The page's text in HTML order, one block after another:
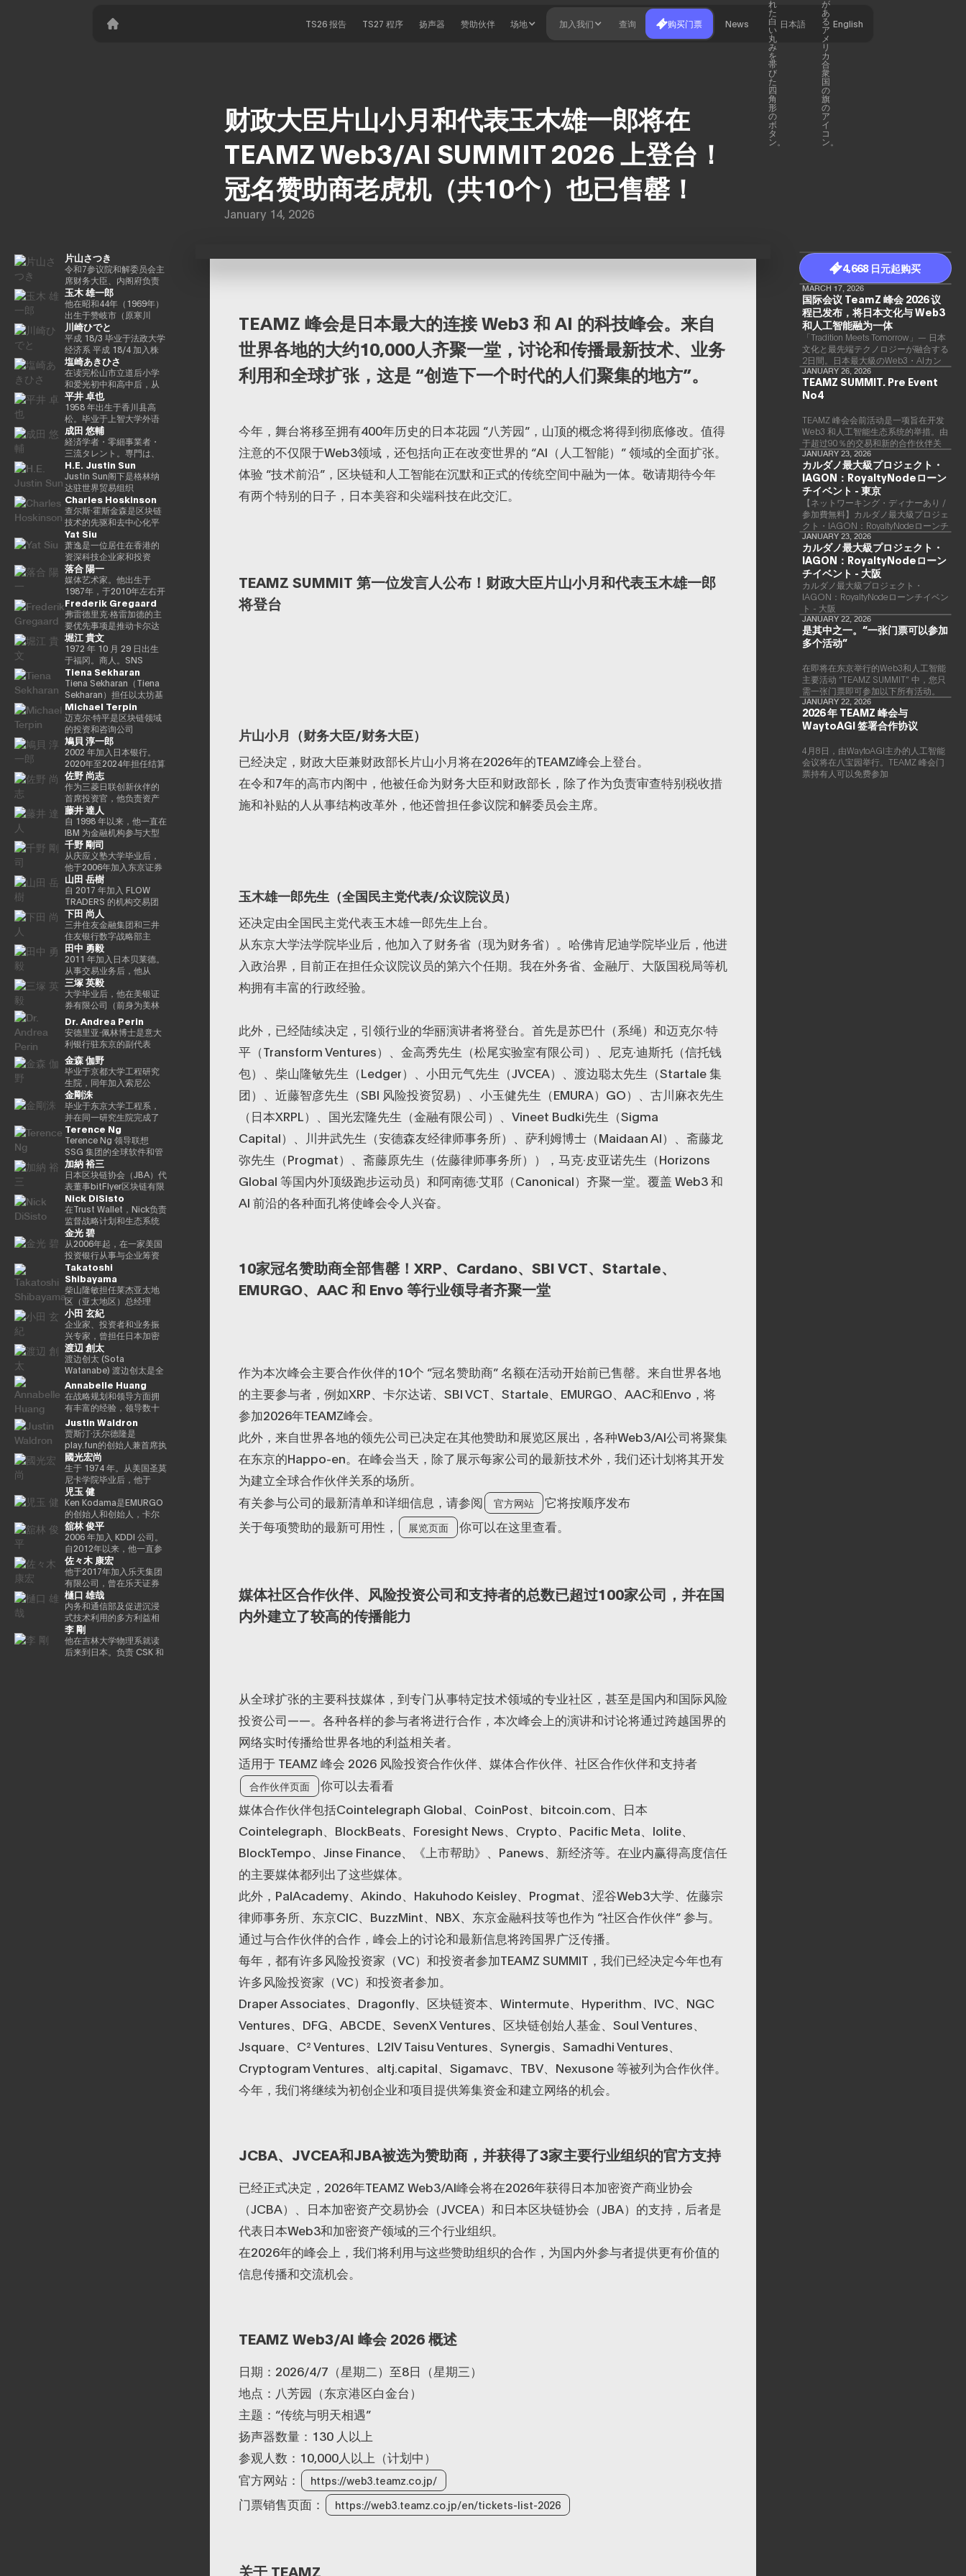
TS26 报告 TS27 程序 扬声器 赞助伙伴 场地 加入我们 查询 购买门票 News 日本語 English
片山さつき
令和7参议院和解委员会主
席财务大臣、内阁府负责
特别任务（财政）税收特
别措施和补贴审查的部长
（高志内阁）
玉木 雄一郎
他在昭和44年（1969年）
出生于赞岐市（原寒川
町），是兼职农民的长
子，他于昭和63（1988）
毕业于高松高中，平成5年
（1993年）毕业于东京大
学法学院，同年加入财政
部 ※1 平成9年（1997
年），在平成完成哈佛大
学研究生院（肯尼迪学
院）Isei 17（2005），正
在竞选第 44 届众议院选
举。在获得70,177张选票
但以浪人身份失败了4年之
后，他在第45届众议院选
举中获得了109,863张选
票，在平成24（2012）第
46届众议院选举中获得
79,153张选票，赢得第二
个任期，在平成
26（2014）第47届众议院
选举中获得78,797张选
票，并在平成28（2016）
民主党竞选第三个任期进
步党代表选举。他被任命
为该党代理秘书长，在平
成29年（2017年）的第48
届众议院选举中获得
82,345张选票，并当选第
四任期（由香川县第二区
希望党正式批准），并竞
选希望党联合代表选举。
希望党代表（11月-）平成
30年（2018年）全国民主
党联合代表（5月至9月）
全国民主党代表（9月〜）
新国民民主党通过令和
2（2020）支部党成立并
成为代表（9月）（9
月），在令和3（2021）
第49届众议院选举的第49
届众议院选举中获得
94,530张选票，当选为众
议员到目前为止，第 5 学
期 2025.05.01。8月财政
部（现为财务部）在职
1997/7至1999/6借调至外
务省（中东第一司）
20007/2001/6 金融厅证
券交易监督委员会 2001/7
至 2002/6 国税厅大阪国税
局总务科科长 2002/7 至
2005/6（负责特别任务的
部长官专家）2005/7 至
2005/8 财政部首席审计局
川崎ひでと
平成 18/3 毕业于法政大学
经济系 平成 18/4 加入株
式会社NTT DOCOMO 平
成 29/8 众议院议员川崎二
郎秘书 玲和 3/10 在第 49
届众议院大选中首次当选
玲和 6/10 在第50届众议院
大选中连任 玲和 6/11 内
务通信国会副大臣（第二
届石原内阁） Reiwa 7/10
数字部长议会副部长、内
阁府议会副部长（第一届
高中内阁） 玲和 8/2 数字
部长议会副部长、内阁府
议会副部长（第二届高中
内阁）
塩崎あきひさ
在读完松山市立道后小学
和爱光初中和高中后，从
东京大学法学院毕业后，
他是长岛/小野/常松律师事
务所的合伙人律师。2021
年，他在众议院大选（爱
媛县第一区）中首次当
选。前国会卫生、劳工和
福利部副部长。在党内，
在经历过副秘书长的经历
后，他成为国会对策委员
会副主席。情报战略部、
科学、技术和创新战略部
以及AI/Web3小组委员会
的秘书负责人。
平井 卓也
1958 年出生于香川县高
松。毕业于上智大学外语
系英语系。在担任电通株
式会社、西日本广播公司
等公司的总裁兼代表董事
后，他在2000年的第42届
众议院选举中首次当选。
从那时起，他已经连续10
次当选。他先后担任过自
民党经济、工业和总务部
主席、政治事务研究委员
会副主席、内阁府（负责
信息技术）大臣、国土、
基础设施、运输和旅游、
内阁常务委员会主席等职
务，并以自民党信息技术
战略和特别任务委员会主
席的身份领导自民党的信
息技术政策。平成30/10年
第四届安倍改组内阁中任
命了信息技术大臣和负责
特殊任务（科学和技术/知
识产权战略/酷日本战略/太
空政策）的部长。负责数
字改革的部长在Reiwa 2的
须贺内阁中就职。第一任
数字事务部长在Reiwa 3就
职。现任自民党公共关系
部主任兼数字社会促进部
经理。
成田 悠輔
経済学者・零細事業者・
三流タレント。専門は、
データ・アルゴリズム・
ポエム・思想を組み合わ
せたビジネスと公共政策
の想像とデザイン。多分
野の学術誌・学会に研究
を発表、多くの企業や自
治体と共同事業を行う。
報道・討論・お笑い・ア
ート・ファッションなど
多様な動画や雑誌の企画
や出演にも関わる。著書
『22世紀の資本主義：や
がてお金は絶滅する』
『22世紀の民主主義：選
挙はアルゴリズムにな
り、政治家はネコにな
る』、番組「成田悠輔と
愛すべき非生産性の世
界」「夜明け前の
PLAYERS」「成田悠輔の
聞かれちゃいけない話」
「walk」「書く気がおき
ない」など。
H.E. Justin Sun
Justin Sun阁下是格林纳
达驻世界贸易组织
（WTO）大使和前常驻代
表，世界领先的区块链和
DAOTRON的创始人，以
及全球最大的加密货币交
易所之一HTX的顾问。 他
也被称为阿里巴巴创始人
马云培育的人，成为
2025/4 年全球数字资产行
业最著名和最有影响力的
人物之一，登上了《福布
斯》杂志的封面。 此外，
它在国际上获得了高度赞
誉，例如多次入选福布斯
“30岁以下30人（消费技术
部门）”。 2025/8 年，我
登上了 “蓝色起源 NS-34”
任务，并作为世界上第
712 位宇航员前往太空。
他的兴趣涵盖科技、投
资、艺术、慈善、游戏和
太空探索。
Charles Hoskinson
查尔斯·霍斯金森是区块链
技术的先驱和去中心化平
台 “卡尔达诺（卡尔达
诺）” 的创始人。他最初是
以太坊的联合创始人之
一，在数学逻辑和密码学
方面有着深厚的背景。卡
尔达诺的特点是在学术研
究和同行评审的基础上开
发的，旨在促进金融普惠
和智能合约。目前，他以
输入输出全球（IOG）首
席执行官的身份领导卡尔
达诺的技术开发。
Yat Siu
萧逸是一位居住在香港的
资深科技企业家和投资
者，是Animoca Brands
的联合创始人兼执行主
席。Animoca Brands是
区块链和游戏领域的全球
领导者，其使命是为全球
游戏玩家和互联网用户提
供数字产权。通过这样
做，我们的目标是实现一
个更公平的数字框架，这
将有助于建立新的资产类
别、边玩边赚的经济和开
放的元宇宙。Yat 于 1990
年在德国雅达利开始了他
的职业生涯。1995年，他
移居香港，创立了香港
Cybercity/Freenation，
这是亚洲第一个免费网页
和免费电子邮件服务提供
商。1998 年，他创立了
Outblaze，该公司被公认
为多语言白标网络服务的
先驱。Outblaze的消息业
务于2009年被出售给了
IBM，然后Outblaze转变
为孵化器，旨在促进在数
字娱乐领域开发服务和产
品的项目和公司。
Animoca Brands就是这
样一家孵化公司，它成立
于2014年。2017 年，我
们建立了道尔顿学习实验
室，这是一个课后数字实
验室，旨在培养发散思维
和设计思维等技能，而这
些技能在传统教育体系中
并不受到重视。他还是
ThinkBlaze的创始人，
ThinkBlaze是Outblaze的
研究部门，负责研究技术
中具有社会意义的问题。
自2018年以来，Yat一直是
游戏行业使用区块链和
NFT（不可替代代币）的
早期支持者。人们认为，
这将使游戏玩家能够真正
拥有游戏中的资产和数
据，进而拥有价值本身。
Yat 对去中心化应用程序和
数字资产的潜力有了清晰
的认识，很快带领
Animoca Brands 在区块
链、游戏、NFT 和开放的
元宇宙中占据了领导地
位。Animoca Brands已
经开发了多个以NFT为中
心的子公司和产品组，还
投资了540多家区块链相关
公司，以建立世界上最大
的区块链投资组合之一。
迄今为止，Yat先生获得了
许多荣誉，并被世界经济
论坛选为 “明日全球领袖”
之一，在DHL/SCMP大奖
中被选为 “年度青年企业
家”，并被Cointelegraph
评选为 “区块链行业值得关
注的100位人物”。此外，
Yat先生是一位接受过古典
音乐正规培训的音乐家，
曾担任BAFTA（英国电影
电视艺术学院）的顾问委
员会成员和亚洲青年管弦
乐团的董事会成员。如有
必要，可以准备更自然、
更精致的日语版本来介绍
演讲者。
落合 陽一
媒体艺术家。他出生于
1987年，于2010年左右开
始以艺术家身份工作。她
的作品以物化、转型和对
边界地区群众的钦佩为主
题。筑波大学/东京大学副
教授，2025年日本国际博
览会（大阪/关西世博会）
主题项目制作人。写真集
《渴望弥撒（2019年阿曼
那）》和NFT作品《波浪
的再数字化（2021年基金
会）》等获得了2016年
PrixarElectronica荣誉
奖、欧盟的StartsPrize和
2019年SXSWCreative
ExperienceArrowardsCreative
ExperienceArrowards。
《阿波罗》杂志40岁以下
40位艺术与科技，亚洲数
字艺术奖卓越奖，以及日
本媒体艺术节艺术部评审
委员会推荐的许多作品。
Frederik Gregaard
弗雷德里克·格雷加德的主
要优先事项是推动卡尔达
诺基金会的实施战略，领
导每项使命的整合和执
行，并实现快速价值创
造，以使用卡尔达诺实现
包容性和公平的增长。在
加入基金会之前，他在瑞
士和斯堪的纳维亚国家工
作了17年以上，在专业服
务和金融行业工作，专注
于资本市场、数字资产管
理、私人银行和交易基础
设施。
堀江 貴文
1972 年 10 月 29 日出生
于福冈。商人。SNS
Media & Consulting Co.,
Ltd. 的创始人目前，他们
活跃于火箭开发、应用生
产以及作为预防医学促进
协会对人们进行预防医学
教育等各个领域。会员制
在线沙龙 “堀江隆文创新大
学（HIU）” 正在开发各种
项目，拥有近700名会员。
http://salon.horiemon.com
这本书《如果你花钱，就
用它来保护自己的身
体》。“CHATGPT 与 “没
有未来工作的人”、“2035
年日本堀右卫门在 10 年后
对未来的完整预测” 等
Tiena Sekharan
Tiena Sekharan（Tiena
Sekharan）担任以太坊基
金会亚太地区（APAC）地
区机构负责人，并通过促
进企业领域的采用来领导
以太坊生态系统的发展。
他的职业生涯始于传统金
融行业，曾担任雷曼兄
弟、法国巴黎银行和摩根
大通等重要职位。在加入
以太坊基金会之前，我属
于摩根大通的区块链部门
KineXYS，负责推广摩根
大通硬币和代币化存款等
产品。
Michael Terpin
迈克尔·特平是区块链领域
的投资和咨询公司
Transform Ventures的创
始人兼首席执行官，同时
也是Supercycle Genesis
Partners, LP的首席执行官
兼首席投资官（CIO）。该
基金是世界上第一个专门
研究比特币的算法加密资
产对冲基金，它建立了一
个投资假设，即比特币每
个周期都以高价出售，并
以最低价格回购更多比特
币。Turpin是一位经验丰
富的高管，作为连续创业
者和投资者活跃了超过35
年，并成功退出多次。基
于这一往绩，成立了位于
波多黎各的家族办公室
Transform Capital。他也
被称为比特币的早期投资
者和思想领袖（思想领
袖），他参与了包括以太
坊和泰达币在内的重大区
块链项目的初始营销和咨
询。由于这些成就，它被
CNBC称为 “加密教父（加
密教父）”。BitAngels 于
2013 年共同创立，
BitAngels Fund 1 于
2014 年共同创立。该基金
以以太坊众筹中以每枚代
币30美分的价格投资100
万美元而闻名。图尔平也
是2015年开发了 “比特币
四季模型（比特币的四
季）” 的人，他于2024年
由天马出版社出版的《比
特币超级周期》一书获得
了高度赞誉，并因准确预
测2024/11年初比特币的
历史高点更新而受到关
注。在进入数字资产领域
之前，他创立了Market
Wire（现为
GlobeNewsWire）。该公
司目前是阿波罗环球管理
旗下的一个业务部门，规
模约为5亿美元。此外，作
为消费互联网早期营销的
先驱，他参与了数十个著
名互联网品牌的发展，首
先是The Motley Fool、
America Online
Greenhouse和Earthlink
的推出。作为教育背景，
她获得了纽约州立大学布
法罗分校的创意写作硕士
学位。他获得了雪城大学
的两个学士学位，自2000
年以来，他还曾在同一所
大学担任著名的纽豪斯公
共传播学院的顾问委员会
成员。此外，Turpin被认
为是波多黎各比特币和加
密资产社区的先驱，并于
2016年初获得了该领域的
第一份投资者优惠认证
（《投资者法令》）。
鳩貝 淳一郎
2002 年加入日本银行。
2020年至2024年担任结算
和结算管理局金融科技小
组负责人。2024-2025
年，金融科技中心副主任
兼数字货币验证组负责
人。他从 2025/7 年起被借
调，目前担任现任职务。
自2025/4以来，他一直是
东京大学经济学研究生院
CARF的受邀研究员。翻译
内容包括 “比特币和区块
链：支持加密货币的技术”
（NTT Publishing）和
“掌握以太坊——构建智能
合约和去中心化应用程序”
（O'Reilly Japan）。合著
了《Web3的未解决问题》
（日经英国石油公司）和
《13人对Web3加密资产
的未来预测》（朝日新闻
出版社）。
佐野 尚志
作为三菱日联创新伙伴的
首席投资官，他负责资产
管理规模为800亿日元的基
金中的创业投资和业务发
展，主要是在日本、美国
和亚洲。在加入MUIP之
前，他曾在独立风险投资
公司Global Brain参与国
内和国际创业投资和CVC
管理。在此之前，他在索
尼担任品类经理，经营海
外业务，负责为技术投资
和合资设立以及零售能源
业务等新业务项目提供资
金。
藤井 達人
自 1998 年以来，他一直在
IBM 为金融机构参与大型
银行核心系统开发和咨询
服务。在微软工作后，他
参与了三菱日联金融集团
的创新业务并领导了DX项
目。在AU Financial
Holdings担任执行官、首
席数字官和IT总经理以及
微软的业务执行官兼金融
创新部门经理之后，他目
前担任现任职务。通用公
司协会 FINOVATORS 成
立。2021年被任命为日本
区块链协会理事。毕业于
同志社大学，在东京大学
完成了第17次EMP。
千野 剛司
从庆应义塾大学毕业后，
他于2006年加入东京证券
交易所。2008年金融危机
后，他参与了债务违约管
理流程改进项目，领导了
日本证券清算组织的场外
衍生品（信用违约互换和
利率互换）结算项目，并
负责日本交易所集团清算
结算领域的业务规划。自
2016年以来，我一直在
PWCJapan首席执行官办
公室（企业规划）支持领
导团队的战略讨论。
2018/7年，他加入了运营
全球加密资产交易所
Kraken的Payward, Inc.
（美国），并为金融服务
局的注册做出了贡献。从
2020/3年起，他就任公司
在日本的代表。2022/7
年，他就任币安驻日本代
表。完成了牛津大学工商
管理硕士（MBA）学位。
山田 岳樹
自 2017 年加入 FLOW
TRADERS 的机构交易团
队以来，Takeki 一直为机
构投资者提供流动性服
务，通过大宗交易覆盖包
括 ETF、国际债券及数字
资产在内的多种资产类
别，工作地点涵盖新加坡
及香港。 他同时负责日本
业务的整体发展，与日本
国内的机构投资者、ETF
发行方、交易平台、证券
交易所以及加密资产交易
所保持密切合作。 FLOW
TRADERS 已连续多年获
得东京证券交易所颁发的
“最佳做市商”奖项。作为一
家上市公司，FLOW
TRADERS 亦积极参与包
括现货加密资产及加密资
产 ETF 在内的数字资产流
动性提供，致力于连接传
统金融与数字资产行业。
下田 尚人
三井住友金融集团和三井
住友银行数字战略部主
任。总结SMBC集团在数
字资产方面的工作。日本
银行结算与结算服务局顾
问，任期至2025/6。结算
与结算管理局利用新技术
（Project Agora等）参与
规划和推广先进的结算项
目，以及关于人工智能对
金融系统的影响的国际研
究。他还参与了各种国际
政策讨论机构，例如国际
清算银行结算市场基础设
施委员会（CPMI）、七国
集团数字支付专家组
（2023年联席主席）、金
融稳定委员会（FSB）创
新网络和BIS/中央银行
CBDC小组。在日本银
行，他还先后担任过长崎
分行经理、香港办事处经
理、金融机构局国际科科
长（负责巴塞尔监管）、
国际局规划师等职务。在
财务省，他作为国际组织
司的规划官负责国际金融
（FATF、FSB等）。毕业
于一桥大学法学院。我在
哈佛大学攻读了计算机科
学专业 AI。
田中 勇毅
2011 年加入日本贝莱德。
从事交易业务后，他从
2024/3年起担任贝莱德全
球市场经理，负责监督交
易、证券借贷和现金管
理。他还曾在日本的数字
战略领域工作。自 2025 年
1 月起，他还担任全球产品
解决方案部，负责监督同
一部门的过渡管理。
三塚 英毅
大学毕业后，他在美银证
券有限公司（前身为美林
证券日本证券）工作，在
法国巴黎银行证券有限公
司担任多个职位后，他成
为全球市场管理部的首席
运营官。在Web3公司
Animoca Brands Co.,
Ltd.成立时担任首席运营官
后，他自2024/3年以来一
直担任现任职务。
Dr. Andrea Perin
安德里亚·佩林博士是意大
利银行驻东京的副代表
处。在这个职位上，我负
责日本、韩国、台湾、澳
大利亚和新西兰的经济政
策讨论和宏观经济和金融
趋势的分析。我们还努力
通过与当地金融和监管机
构、机构投资者和商界的
对话，增进对意大利经济
的理解，进一步加强两国
之间的经济和金融关系。
他在中央银行、银行监管
机构以及包括欧洲中央银
行（ECB）和欧洲投资银
行（EIB）在内的国际金融
机构拥有超过15年的经
验，在金融监管、治理和
合规方面拥有深厚的专业
知识。我获得了罗马托尔
维加塔大学关于健全监管
和监管机构制裁权限的法
学博士学位。
金森 伽野
毕业于京都大学工程研究
生院，同年加入索尼公
司。从事产品设计开发、
产品策划和营销工作。之
后，我以互联网证券和经
验丰富的客户体验、CX策
略推广等方式推出了一项
新的金融科技业务。于
2022年加入索尼银行，目
前正在以索尼银行DX业务
规划经理的身份推广与
Web3相关的新业务规划。
金剛洙
毕业于东京大学工程系，
并在同一研究生院完成了
工程学研究生院的课程。
加入花旗证券有限公司，
从事日本政府债券和利率
衍生品的交易业务。之
后，他加入了松尾实验室
株式会社，一直负责机器
学习项目的规划、PoC 和
开发。他于2022年就任公
司董事，还成立了一个专
门研究生成式人工智能的
新风险投资基金。
Terence Ng
Terence Ng 领导联想
SSG 集团的全球软件和管
理服务业务。他负责推动
战略性微软云解决方案提
供商 (CSP) 计划，并与微
软合作推进整体相关服务
解决方案。他在安全、软
件、云和人工智能生态系
统领域领导全球市场的重
要战略合作伙伴关系和销
售。 自2011年加入联想以
来，Terence Ng领导了联
想与安全、娱乐、电子商
务和金融科技等领域的领
先互联网公司的全球合作
伙伴关系。它还促进了
AR/VR的战略合作伙伴关
系。 Terence Ng 在索尼
电子、惠普、Navteq 公司
和诺基亚等领先科技品牌
的营销、产品开发和业务
开发方面拥有 20 多年的经
验。他在技术行业的领先
业务战略方面有着良好的
记录。 Terence Ng 拥有
新加坡南洋理工大学的商
业研究学士学位。他目前
居住在新加坡，是区块链
和人工智能技术的狂热粉
丝。
加納 裕三
日本区块链协会（JBA）代
表董事bitFlyer区块链有限
公司代表董事高盛证券有
限公司等，他在2014/1年
共同创立了bitFlyer有限公
司。 自bitFlyer成立以来，
它一直在努力就国内法律
的修订提出建议，制定自
我监管规则等，并先后担
任加密资产（虚拟货币）
交易公司bitFlyer USA,
Inc.的首席执行官和
bitFlyer EUROPE S.A.的董
事长，从全球角度为加密
资产（虚拟货币）交易所
行业的发展做出了贡献。
目前，除了担任成立于
2019/5年的bitFlyer区块
链有限公司的代表董事
外，他还担任日本区块链
协会（JBA）的代表董事、
一般注册协会日本元界顾
问、ISO/TC307全国审议
委员会代表委员会成员和
国防部意见领袖。 他们还
以专家身份参加了2018年
七国集团就业创新部长级
会议、2019年G20/V20虚
拟资产服务提供商峰会以
及由内阁秘书处主办的公
私数据利用促进基本计划
执行委员会等，并雄心勃
勃地致力于web3行业的发
展。
Nick DiSisto
在Trust Wallet，Nick负责
监督战略计划和生态系统
合作伙伴关系，这些举措
和生态系统合作伙伴关系
对该平台的增长和用户体
验至关重要。 他的努力涵
盖了广泛的重要领域，例
如DeFi合作伙伴关系、法
定货币开/关通道、
MEV（最大提取价值）措
施和核心基础设施合作伙
伴关系，旨在为全球数百
万用户提供更易于使用、
安全和可扩展的加密资
产。Nick 正在用户体验和
区块链技术的交叉点推动
创新，同时与产品、安
全、工程和营销等各个部
门密切合作。Nick 专注于
“将代码转化为现实世界的
价值”，正在将自托管钱包
发展为下一代金融基础设
施方面发挥作用，并正在
塑造其未来。
金光 碧
从2006年起，在一家美国
投资银行从事与企业筹资
和并购相关的衍生结构设
计工作达10年。2016年加
入bitFlyer有限公司后，他
曾担任首席财务官和公
关，负责与金融监管相关
的系统开发。自2022年以
来，他一直负责新业务，
目前是集团首席采购官。
从2025年起担任
Custodiem有限公司的董
事，他推动了国内加密资
产ETF的形成项目等。
Takatoshi
Shibayama
柴山隆敏担任莱杰亚太地
区（亚太地区）总经理
（亚太地区负责人）。它
监督为Web3行业和机构投
资者提供数字资产安全解
决方案的情况。到目前为
止，他作为分析师和投资
者一直活跃在企业振兴和
不良投资领域超过17年。
在摩根大通和高盛等投资
银行开始职业生涯后，他
加入了美国对冲基金戴维
森·肯普纳资本管理公司。
之后，他与他人共同创立
了总部位于新加坡的投资
基金3D Investment
Partners。此外，在为数
字资产提供抵押管理和托
管服务的Copper，他曾担
任亚太地区收入经理（亚
太区收入主管），并领导
了公司在亚太地区的业务
增长。
小田 玄紀
企业家、投资者和业务振
兴专家，曾担任日本加密
资产交易协会（JVCEA）
的代表董事（主席）、SBI
Holdings的董事总经理和
Bitpoint Japan Co., Ltd
的代表董事。自2001年成
立自己的公司以来，我们
已经开展了各种业务。
2016年，他创立了加密货
币交易所Bitpoint并成为
其首席执行官。2019年，
他被世界经济论坛选为全
球青年领袖。
渡辺 創太
渡边创太 (Sota
Watanabe) 渡边创太是全
球 Web3 生态系统中的先
驱力量，也是日本最具影
响力的科技企业家之一。
作为 Startale Group 的创
始人兼 CEO，渡边致力于
构建去中心化互联网的基
础设施，其核心使命是“将
世界带入链上（bringing
the world onchain）”。
渡边因领导日本最大的公
共区块链 Astar Network
而声名鹊起，该网络已成
为日本 Web3 基础设施的
基石。渡边职业生涯的一
个重要里程碑是与索尼集
团合作，通过 Sony Block
Solutions Labs 共同开发
了以太坊二层（Layer-2）
区块链——Soneium。这
一举措将日本的区块链技
术定位在消费娱乐、人工
智能和大众普及的交汇
点。 在代币化数字资产和
现实世界金融领域，渡边
主导了与 SBI Holdings 的
Annabelle Huang
在战略规划和领导方面拥
有丰富的经验，领导数十
亿美元的加密资产平台
Justin Waldron
贾斯汀·沃尔德隆是
play.fun的创始人兼首席执
行官，该平台可以为每款
游戏提供即时的真实奖
励。此外，除了作为
Playco的联合创始人兼总
裁外，我们还投资于有前
途的日本初创企业，这些
初创公司有望作为涩谷区
政府发起的涩谷创业支持
计划的顾问以及X&KSK的
合作伙伴。 他还以天使投
资者的身份活跃，投资了
60多家公司，尤其以
Zynga的联合创始人而闻
名。2021年，它被《商业
内幕》选为 “前100名种子
投资者” 之一。
國光宏尚
生于 1974 年。从美国圣莫
尼卡学院毕业后，他于
2004 年加入 At Movie
Co., Ltd.同年，他就任导
演，负责制作电影和电视
剧以及开展新业务。龟尾
株式会社成立于2007年，
担任总裁兼首席执行官一
职。他于2021年从公司退
休，成为金融家有限公司
的代表董事兼首席执行
官，该公司于2019年与
ThirdVerse有限公司共同
成立。他的书是《元界与
网络3》（MDN 公司）。
児玉 健
Ken Kodama是EMURGO
的创始人和创始人，卡尔
达诺的联合创始人之一，
也是世界领先的区块链平
台之一。凭借在加密货币
和区块链领域超过十年的
经验，他通过深厚的专业
知识和长期愿景考虑了该
行业的发展。他的使命是
通过区块链技术重新定义
信任和价值的概念，加速
实现下一代金融创新。Ken
总部设在新加坡，领导
EMURGO考虑发展全球金
舘林 俊平
2006 年加入 KDDI 公司。
自2012年以来，他一直参
与风险支持计划
KDDI_Labo、风险投资基
金和KDDI开放创新基金，
主要负责体育、娱乐、XR
和Web3领域的投资和联
盟。自2025/4以来，他一
直担任现任职务。
佐々木 康宏
他于2017年加入乐天集团
有限公司，曾在乐天证券
株式会社担任IT部门经理
兼金融科技部副总经理，
自2018/9以来一直担任该
公司的现任职务。目前，
正在推广各种措施，以帮
助提高整个国内加密资产
樋口 雄哉
内务和通信部及促进沉浸
式技术利用的多方利益相
关者合作会议的一名成员
在大学毕业后在一家信用
卡公司找到了一份工作。
李 剛
他在吉林大学物理系就读
后来到日本。负责 CSK 和
财政大臣片山小月和代表玉木雄一郎将在
TEAMZ Web3/AI SUMMIT 2026 上登台！
冠名赞助商老虎机（共10个）也已售罄！
January 14, 2026
TEAMZ 峰会是日本最大的连接 Web3 和 AI 的科技峰会。来自
世界各地的大约10,000人齐聚一堂，讨论和传播最新技术、业务
利用和全球扩张，这是 “创造下一个时代的人们聚集的地方”。
今年，舞台将移至拥有400年历史的日本花园 “八芳园”，山顶的概念将得到彻底修改。值得
注意的不仅限于Web3领域，还包括向正在改变世界的 “AI（人工智能）” 领域的全面扩张。
体验 “技术前沿”，区块链和人工智能在沉默和正式的传统空间中融为一体。敬请期待今年
有两个特别的日子，日本美容和尖端科技在此交汇。
TEAMZ SUMMIT 第一位发言人公布！财政大臣片山小月和代表玉木雄一郎
将登台
片山小月（财务大臣/财务大臣）
已经决定，财政大臣兼财政部长片山小月将在2026年的TEAMZ峰会上登台。
在令和7年的高市内阁中，他被任命为财务大臣和财政部长，除了作为负责审查特别税收措
施和补贴的人从事结构改革外，他还曾担任参议院和解委员会主席。
玉木雄一郎先生（全国民主党代表/众议院议员）
还决定由全国民主党代表玉木雄一郎先生上台。
从东京大学法学院毕业后，他加入了财务省（现为财务省）。哈佛肯尼迪学院毕业后，他进
入政治界，目前正在担任众议院议员的第六个任期。我在外务省、金融厅、大阪国税局等机
构拥有丰富的行政经验。
此外，已经陆续决定，引领行业的华丽演讲者将登台。首先是苏巴什（系绳）和迈克尔·特
平（Transform Ventures）、金高秀先生（松尾实验室有限公司）、尼克·迪斯托（信托钱
包）、柴山隆敏先生（Ledger）、小田元气先生（JVCEA）、渡边聪太先生（Startale 集
团）、近藤智彦先生（SBI 风险投资贸易）、小玉健先生（EMURA）GO）、古川麻衣先生
（日本XRPL）、国光宏隆先生（金融有限公司）、Vineet Budki先生（Sigma
Capital）、川井武先生（安德森友经律师事务所）、萨利姆博士（Maidaan AI）、斋藤龙
弥先生（Progmat）、斋藤原先生（佐藤律师事务所）），马克·皮亚诺先生（Horizons
Global 等国内外顶级跑步运动员）和阿南德·艾耶（Canonical）齐聚一堂。覆盖 Web3 和
AI 前沿的各种面孔将使峰会令人兴奋。
10家冠名赞助商全部售罄！XRP、Cardano、SBI VCT、Startale、
EMURGO、AAC 和 Envo 等行业领导者齐聚一堂
作为本次峰会主要合作伙伴的10个 “冠名赞助商” 名额在活动开始前已售罄。来自世界各地
的主要参与者，例如XRP、卡尔达诺、SBI VCT、Startale、EMURGO、AAC和Envo，将
参加2026年TEAMZ峰会。
此外，来自世界各地的领先公司已决定在其他赞助和展览区展出，各种Web3/AI公司将聚集
在东京的Happo-en。在峰会当天，除了展示每家公司的最新技术外，我们还计划将其开发
为建立全球合作伙伴关系的场所。
有关参与公司的最新清单和详细信息，请参阅
官方网站
它将按顺序发布
关于每项赞助的最新可用性，
展览页面 你可以在这里查看。
媒体社区合作伙伴、风险投资公司和支持者的总数已超过100家公司，并在国
内外建立了较高的传播能力
从全球扩张的主要科技媒体，到专门从事特定技术领域的专业社区，甚至是国内和国际风险
投资公司——。各种各样的参与者将进行合作，本次峰会上的演讲和讨论将通过跨越国界的
网络实时传播给世界各地的利益相关者。
适用于 TEAMZ 峰会 2026 风险投资合作伙伴、媒体合作伙伴、社区合作伙伴和支持者
合作伙伴页面
你可以去看看
媒体合作伙伴包括Cointelegraph Global、CoinPost、bitcoin.com、日本
Cointelegraph、BlockBeats、Foresight News、Crypto、Pacific Meta、Iolite、
BlockTempo、Jinse Finance、《上市帮助》、Panews、新经济等。在业内赢得高度信任
的主要媒体都列出了这些媒体。
此外，PalAcademy、Akindo、Hakuhodo Keisley、Progmat、涩谷Web3大学、佐藤宗
律师事务所、东京CIC、BuzzMint、NBX、东京金融科技等也作为 “社区合作伙伴” 参与。
通过与合作伙伴的合作，峰会上的讨论和最新信息将跨国界广泛传播。
每年，都有许多风险投资家（VC）和投资者参加TEAMZ SUMMIT，我们已经决定今年也有
许多风险投资家（VC）和投资者参加。
Draper Associates、Dragonfly、区块链资本、Wintermute、Hyperithm、IVC、NGC
Ventures、DFG、ABCDE、SevenX Ventures、区块链创始人基金、Soul Ventures、
Jsquare、C² Ventures、L2IV Taisu Ventures、Synergis、Samadhi Ventures、
Cryptogram Ventures、altj.capital、Sigamavc、TBV、Nexusone 等被列为合作伙伴。
今年，我们将继续为初创企业和项目提供筹集资金和建立网络的机会。
JCBA、JVCEA和JBA被选为赞助商，并获得了3家主要行业组织的官方支持
已经正式决定，2026年TEAMZ Web3/AI峰会将在2026年获得日本加密资产商业协会
（JCBA）、日本加密资产交易协会（JVCEA）和日本区块链协会（JBA）的支持，后者是
代表日本Web3和加密资产领域的三个行业组织。
在2026年的峰会上，我们将利用与这些赞助组织的合作，为国内外参与者提供更有价值的
信息传播和交流机会。
TEAMZ Web3/AI 峰会 2026 概述
日期：2026/4/7（星期二）至8日（星期三）
地点：八芳园（东京港区白金台）
主题：“传统与明天相遇”
扬声器数量：130 人以上
参观人数：10,000人以上（计划中）
官方网站：
https://web3.teamz.co.jp/
门票销售页面： https://web3.teamz.co.jp/en/tickets-list-2026
关于 TEAMZ
4,668 日元起购买
MARCH 17, 2026
国际会议 TeamZ 峰会 2026 议
程已发布，将日本文化与 Web3
和人工智能融为一体
「Tradition Meets Tomorrow」— 日本
文化と最先端テクノロジーが融合する
2日間。日本最大級のWeb3・AIカン
ファレンス 「TEAMZ Summit 2026」
が、2026年4月7日・8日に東京・八
芳園にて開催されます。今年のテーマ
本の伝統文化と最先端のテクノロジー
が融合する、特別な2日間となりま
す。このたび、公式アジェンダが公開
されました。（※登壇者のスケジュー
ル等の都合により、開催までに内容が
変更となる可能性があります。）
JANUARY 26, 2026
TEAMZ SUMMIT. Pre Event
No4
TEAMZ 峰会会前活动是一项旨在开发
Web3 和人工智能生态系统的举措。由
于超过90％的交易和新的合作伙伴关
系是面对面形成的，因此TEAMZ将在
本次活动之前举行一次数量有限的交流
会议，以在轻松的氛围中促进高质量的
交流。
JANUARY 23, 2026
カルダノ最大級プロジェクト・
IAGON：RoyaltyNodeローン
チイベント - 東京
【ネットワーキング・ディナーあり /
参加費無料】カルダノ最大級プロジェ
クト・IAGON：RoyaltyNodeローンチ
イベント - 東京
JANUARY 23, 2026
カルダノ最大級プロジェクト・
IAGON：RoyaltyNodeローン
チイベント - 大阪
​カルダノ最大級プロジェクト・
IAGON：RoyaltyNodeローンチイベン
ト - 大阪
JANUARY 22, 2026
是其中之一。“一张门票可以参加
多个活动”
在即将在东京举行的Web3和人工智能
主要活动 “TEAMZ SUMMIT” 中，您只
需一张门票即可参加以下所有活动。
JANUARY 22, 2026
2026 年 TEAMZ 峰会与
WaytoAGI 签署合作协议
4月8日，由WaytoAGI主办的人工智能
会议将在八宝园举行。TEAMZ 峰会门
票持有人可以免费参加